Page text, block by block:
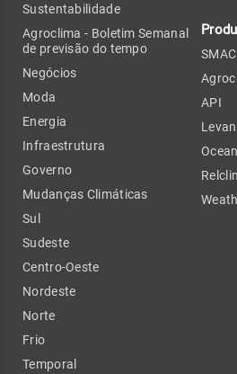
Sustentabilidade
Agroclima - Boletim Semanal
de previsão do tempo
Negócios
Moda
Energia
Infraestrutura
Governo
Mudanças Climáticas
Sul
Sudeste
Centro-Oeste
Nordeste
Norte
Frio
Temporal
SMAC
API